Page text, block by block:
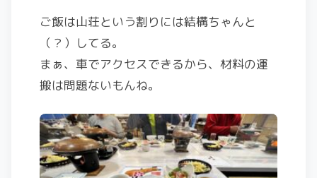
ご飯は山荘という割りには結構ちゃんと
（？）してる。
まぁ、車でアクセスできるから、材料の運
搬は問題ないもんね。